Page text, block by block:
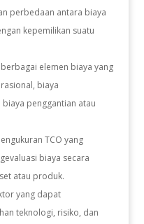
perbedaan antara biaya
kepemilikan suatu
elemen biaya yang
biaya
penggantian atau
TCO yang
biaya secara
atau produk.
yang dapat
teknologi, risiko, dan